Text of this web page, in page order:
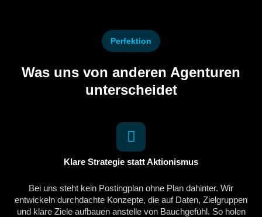
Perfektion
Was uns von anderen Agenturen
unterscheidet
Klare Strategie statt Aktionismus
Bei uns steht kein Postingplan ohne Plan dahinter. Wir
entwickeln durchdachte Konzepte, die auf Daten, Zielgruppen
und klare Ziele aufbauen anstelle von Bauchgefühl. So holen